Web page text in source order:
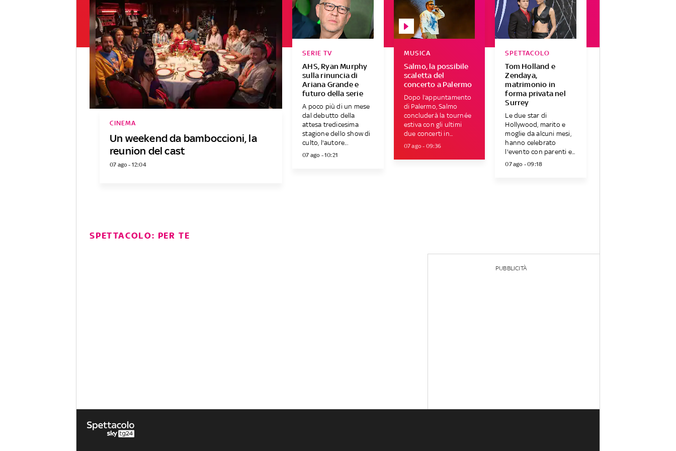
Un weekend da bamboccioni, la
reunion del cast
CINEMA
07 ago - 12:04
AHS, Ryan Murphy
sulla rinuncia di
Ariana Grande e
futuro della serie
SERIE TV
A poco più di un mese
dal debutto della
attesa tredicesima
stagione dello show di
culto, l'autore...
07 ago - 10:21
Salmo, la possibile
scaletta del
concerto a Palermo
MUSICA
Dopo l’appuntamento
di Palermo, Salmo
concluderà la tournée
estiva con gli ultimi
due concerti in...
07 ago - 09:36
Tom Holland e
Zendaya,
matrimonio in
forma privata nel
Surrey
SPETTACOLO
Le due star di
Hollywood, marito e
moglie da alcuni mesi,
hanno celebrato
l'evento con parenti e...
07 ago - 09:18
SPETTACOLO: PER TE
PUBBLICITÀ